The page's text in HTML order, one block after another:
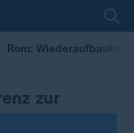
Rom:
zur